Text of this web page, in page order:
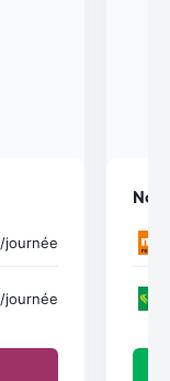
/journée
/journée
Nos